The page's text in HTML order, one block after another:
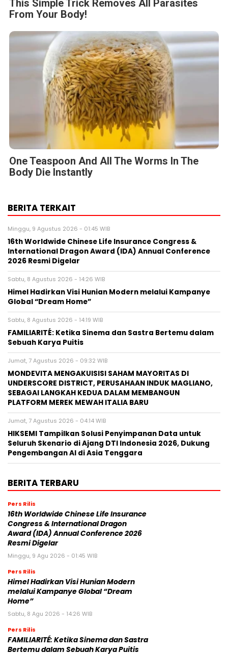
This Simple Trick Removes All Parasites
From Your Body!
One Teaspoon And All The Worms In The
BERITA TERKAIT
Minggu, 9 Agustus 2026 - 01:45 WIB
16th Worldwide Chinese Life Insurance Congress &
International Dragon Award (IDA) Annual Conference
2026 Resmi Digelar
Sabtu, 8 Agustus 2026 - 14:26 WIB
Himel Hadirkan Visi Hunian Modern melalui Kampanye
Global “Dream Home”
Sabtu, 8 Agustus 2026 - 14:19 WIB
FAMILIARITÉ: Ketika Sinema dan Sastra Bertemu dalam
Sebuah Karya Puitis
Jumat, 7 Agustus 2026 - 09:32 WIB
MONDEVITA MENGAKUISISI SAHAM MAYORITAS DI
UNDERSCORE DISTRICT, PERUSAHAAN INDUK MAGLIANO,
SEBAGAI LANGKAH KEDUA DALAM MEMBANGUN
PLATFORM MEREK MEWAH ITALIA BARU
Jumat, 7 Agustus 2026 - 04:14 WIB
HIKSEMI Tampilkan Solusi Penyimpanan Data untuk
Seluruh Skenario di Ajang DTI Indonesia 2026, Dukung
BERITA TERBARU
Pers Rilis
16th Worldwide Chinese Life Insurance
Congress & International Dragon
Award (IDA) Annual Conference 2026
Resmi Digelar
Minggu, 9 Agu 2026 - 01:45 WIB
Pers Rilis
Himel Hadirkan Visi Hunian Modern
melalui Kampanye Global “Dream
Sabtu, 8 Agu 2026 - 14:26 WIB
Pers Rilis